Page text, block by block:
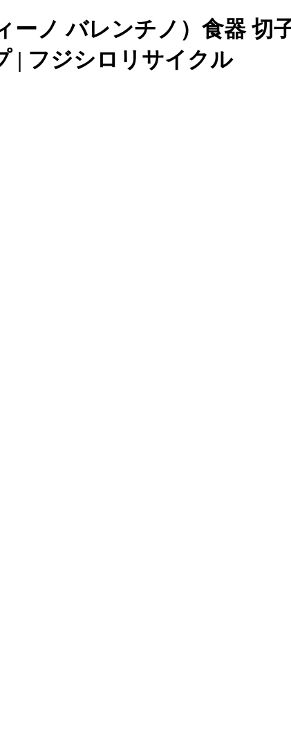
ーノ バレンチノ）食器 切
| フジシロリサイクル